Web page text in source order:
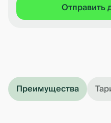
Отправить
Преимущества